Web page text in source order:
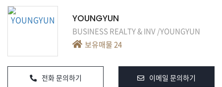
모
임
YOUNGYUN
BUSINESS REALTY & INV /YOUNGYUN
보유매물24
전화 문의하기 이메일 문의하기